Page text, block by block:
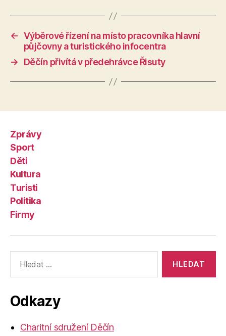
← Výběrové řízení na místo pracovníka hlavní
půjčovny a turistického infocentra
→
Děčín přivítá v předehrávce Řisuty
Zprávy
Sport
Děti
Kultura
Turisti
Politika
Firmy
vyhledávání:
Odkazy
Charitní sdružení Děčín